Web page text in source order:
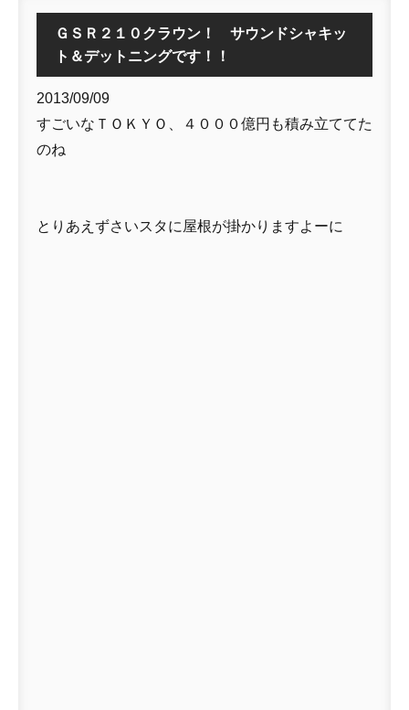
ＧＳＲ２１０クラウン！ サウンドシャキッ
ト＆デットニングです！！
2013/09/09
すごいなＴＯＫＹＯ、４０００億円も積み立ててた
のね
とりあえずさいスタに屋根が掛かりますよーに